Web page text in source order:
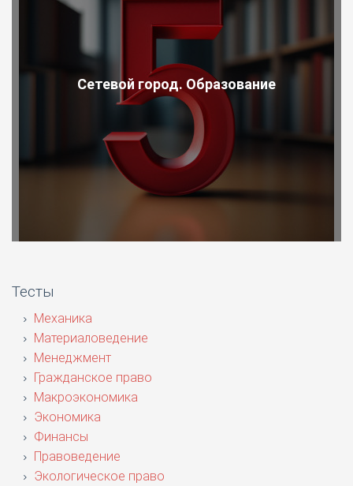
Сетевой город. Образование
Тесты
Механика
Материаловедение
Менеджмент
Гражданское право
Макроэкономика
Экономика
Финансы
Правоведение
Экологическое право